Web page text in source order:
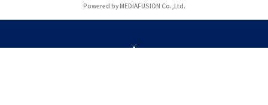
Powered by MEDIAFUSION Co.,Ltd.